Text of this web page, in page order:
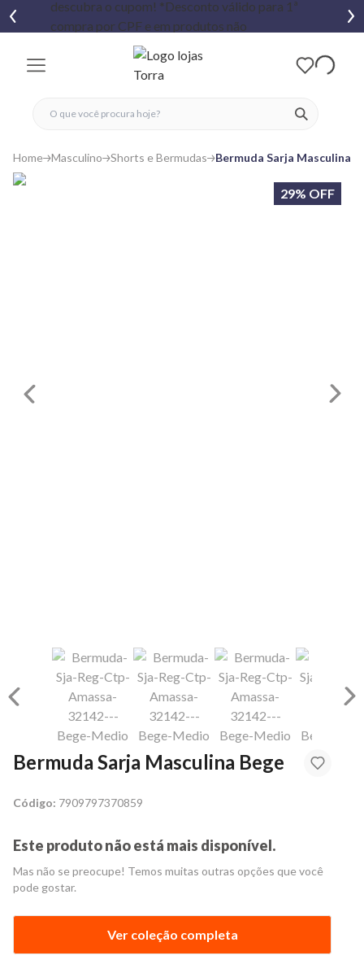
ver
fechar menu
fechar menu
favoritos
Home Masculino Shorts e Bermudas Bermuda Sarja Masculina
29% OFF
Bermuda Sarja Masculina Bege
Código: 7909797370859
Este produto não está mais disponível.
Mas não se preocupe! Temos muitas outras opções que você
pode gostar.
Ver coleção completa